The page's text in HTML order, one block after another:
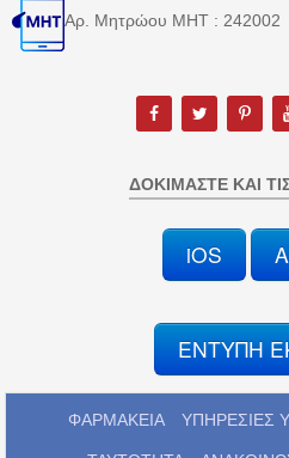
Αρ. Μητρώου MHT : 242002
ΔΟΚΙΜΆΣΤΕ ΚΑΙ
iOS
ΕΝΤΥΠΗ
ΦΑΡΜΑΚΕΙΑ ΥΠΗΡΕΣΙΕΣ